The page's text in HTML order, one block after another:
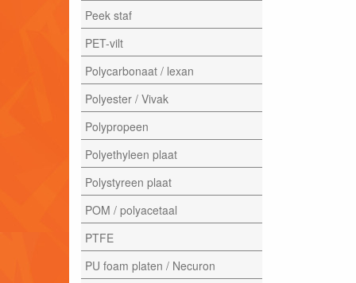
Peek staf
PET-vilt
Polycarbonaat / lexan
Polyester / Vivak
Polypropeen
Polyethyleen plaat
Polystyreen plaat
POM / polyacetaal
PTFE
PU foam platen / Necuron